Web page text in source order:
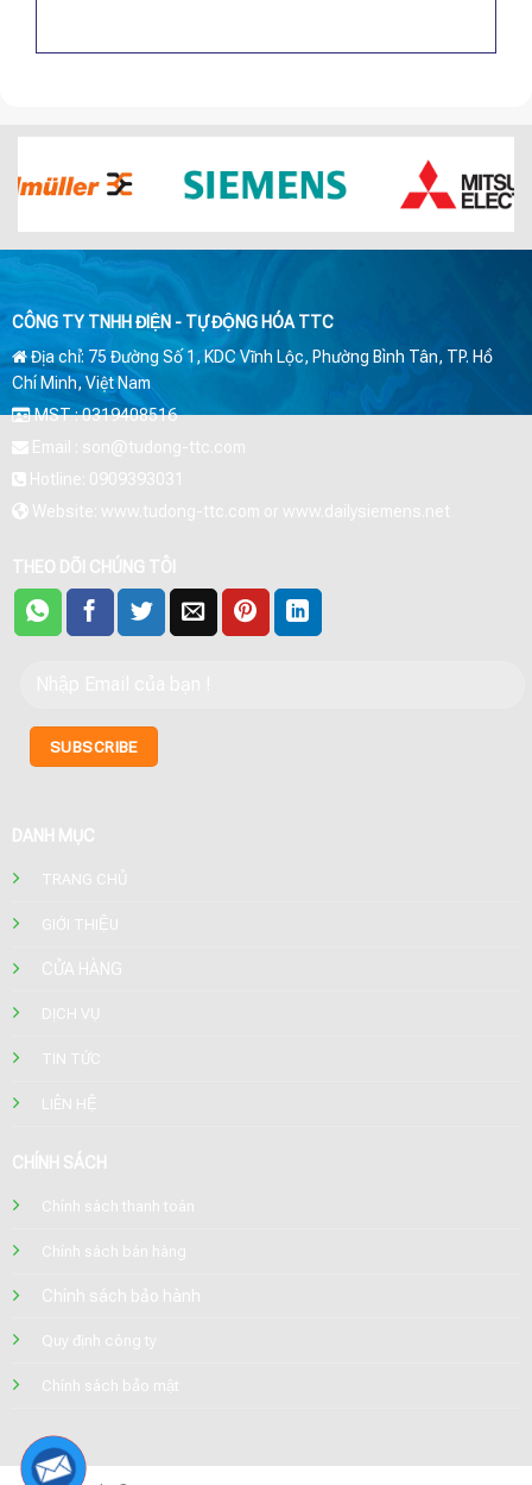
CÔNG TY TNHH ĐIỆN - TỰ ĐỘNG HÓA TTC
Địa chỉ: 75 Đường Số 1, KDC Vĩnh Lộc, Phường Bình Tân, TP. Hồ
Chí Minh, Việt Nam
MST : 0319408516
Email : son@tudong-ttc.com
Hotline: 0909393031
Website: www.tudong-ttc.com or www.dailysiemens.net
THEO DÕI CHÚNG TÔI
DANH MỤC
TRANG CHỦ
GIỚI THIỆU
CỬA HÀNG
DỊCH VỤ
TIN TỨC
LIÊN HỆ
CHÍNH SÁCH
Chính sách thanh toán
Chính sách bán hàng
Chính sách bảo hành
Quy định công ty
Chính sách bảo mật